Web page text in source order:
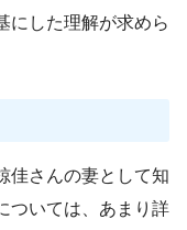
にした理解が求めら
佳さんの妻として知
ついては、あまり詳